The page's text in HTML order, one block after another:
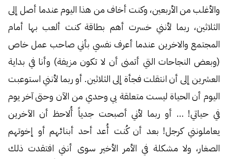
والأغلب من الأربعين، وكنت أخاف من هذا اليوم عندما أصل إلى
الثلاثين، ربما لأنني خسرت أهم بطاقة كنت ألعب بها أمام
المجتمع والاخرين عندما أعرف نفسي بأني صاحب عمل خاص
(وبعض النجاحات التي أتمنى أن لا تكون مزيفة) وأنا في بداية
العشرين إلى أن انتقلت فجأة إلى الثلاثين. أو ربما لأنني استوعبت
اليوم أن الحياة ليست متعلقة بي وحدي من الآن وحتى آخر يوم
في حياتي! … أو ربما لأني أصبحت جدياً أُلاحظ أن الآخرين
يعاملونني كرجل! بعد أن كُنت أُعد أحد أبنائهم أو إخوتهم
الصغار، ولا مشكلة في الأمر الأخير سوى أنني افتقدت ذلك